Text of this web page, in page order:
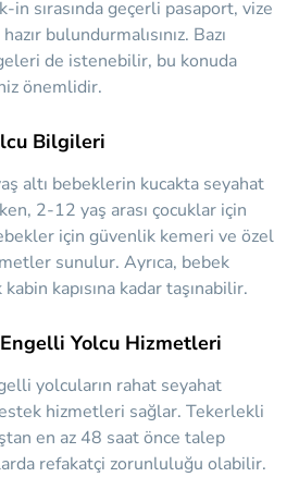
in sırasında geçerli pasaport, vize
bulundurmalısınız. Bazı
de istenebilir, bu konuda
önemlidir.
Bilgileri
altı bebeklerin kucakta seyahat
2-12 yaş arası çocuklar için
için güvenlik kemeri ve özel
sunulur. Ayrıca, bebek
kapısına kadar taşınabilir.
Yolcu Hizmetleri
yolcuların rahat seyahat
hizmetleri sağlar. Tekerlekli
en az 48 saat önce talep
refakatçi zorunluluğu olabilir.